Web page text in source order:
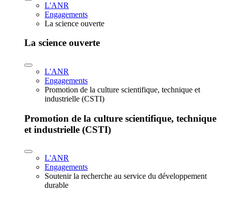
L'ANR
Engagements
La science ouverte
La science ouverte
L'ANR
Engagements
Promotion de la culture scientifique, technique et
industrielle (CSTI)
Promotion de la culture scientifique, technique
et industrielle (CSTI)
L'ANR
Engagements
Soutenir la recherche au service du développement
durable